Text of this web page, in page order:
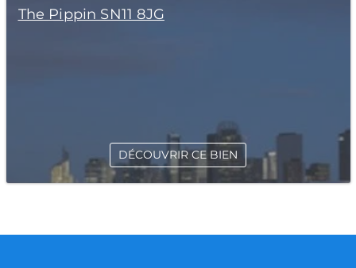
The Pippin SN11 8JG
DÉCOUVRIR CE BIEN